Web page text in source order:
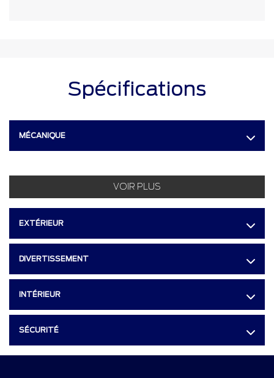
Spécifications
MÉCANIQUE
VOIR PLUS
EXTÉRIEUR
DIVERTISSEMENT
INTÉRIEUR
SÉCURITÉ